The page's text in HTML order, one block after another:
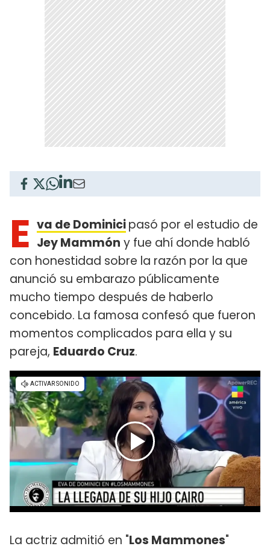
E va de Dominicipasó por el estudio de
Jey Mammón y fue ahí donde habló
con honestidad sobre la razón por la que
anunció su embarazo públicamente
mucho tiempo después de haberlo
concebido. La famosa confesó que fueron
momentos complicados para ella y su
pareja, Eduardo Cruz.
La actriz admitió en "Los Mammones"